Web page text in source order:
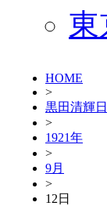
東
HOME
>
黒田清輝
>
1921年
>
9月
>
12日